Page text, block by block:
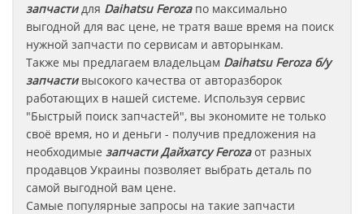
запчастидля Daihatsu Ferozaпо максимально
выгодной для вас цене, не тратя ваше время на поиск
нужной запчасти по сервисам и авторынкам.
Также мы предлагаем владельцам Daihatsu Ferozaб/у
запчастивысокого качества от авторазборок
работающих в нашей системе. Используя сервис
"Быстрый поиск запчастей", вы экономите не только
своё время, но и деньги - получив предложения на
необходимые запчастиДайхатсу Ferozaот разных
продавцов Украины позволяет выбрать деталь по
самой выгодной вам цене.
Самые популярные запросы на такие запчасти